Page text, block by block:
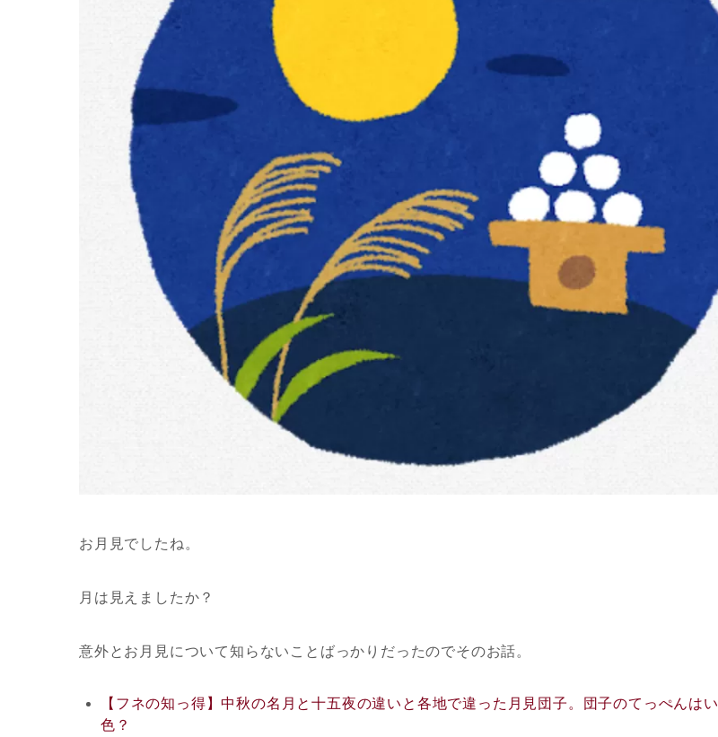
お月見でしたね。
月は見えましたか？
意外とお月見について知らないことばっかりだったのでそのお話。
【フネの知っ得】中秋の名月と十五夜の違いと各地で違った月見団子。団子のてっぺんは
色？